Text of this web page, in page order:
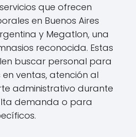
que ofrecen
en Buenos Aires
y Megatlon, una
reconocida. Estas
buscar personal para
ventas, atención al
administrativo durante
demanda o para